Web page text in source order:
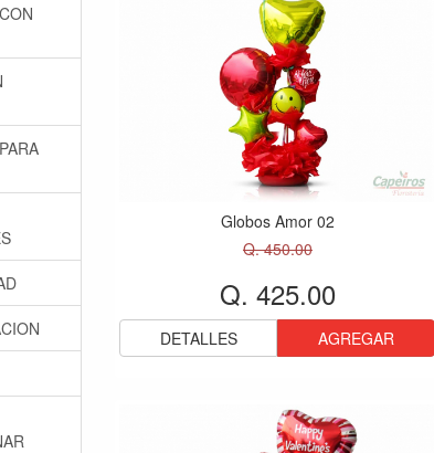
Globos Amor 02
Q. 450.00
Q. 425.00
DETALLES AGREGAR